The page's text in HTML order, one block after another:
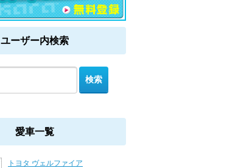
ユーザー内検索
愛車一覧
トヨタ ヴェルファイア